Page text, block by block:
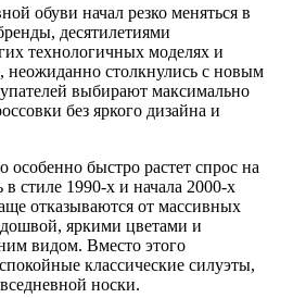
обуви начал резко меняться в
десятилетиями
технологичных моделях и
неожиданно столкнулись с новым
выбирают максимально
без яркого дизайна и
быстро растет спрос на
стиле 1990-х и начала 2000-х
отказываются от массивных
яркими цветами и
видом. Вместо этого
классические силуэты,
носки.